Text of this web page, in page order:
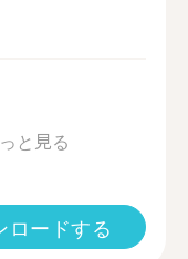
と見る
ロードする